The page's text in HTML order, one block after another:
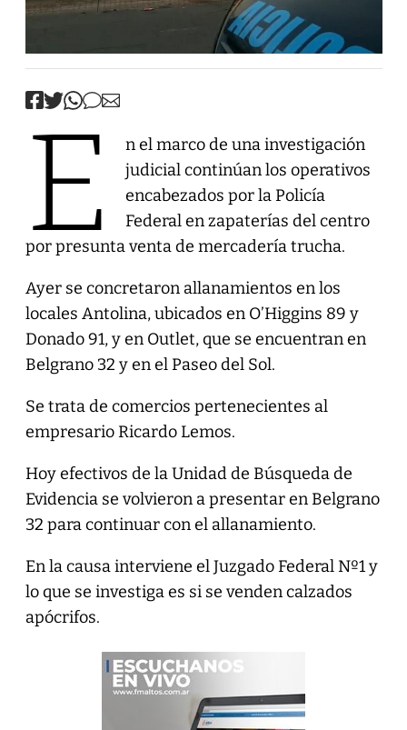
E
n el marco de una investigación
judicial continúan los operativos
encabezados por la Policía
Federal en zapaterías del centro
por presunta venta de mercadería trucha.
Ayer se concretaron allanamientos en los
locales Antolina, ubicados en O’Higgins 89 y
Donado 91, y en Outlet, que se encuentran en
Belgrano 32 y en el Paseo del Sol.
Se trata de comercios pertenecientes al
empresario Ricardo Lemos.
Hoy efectivos de la Unidad de Búsqueda de
Evidencia se volvieron a presentar en Belgrano
32 para continuar con el allanamiento.
En la causa interviene el Juzgado Federal Nº1 y
lo que se investiga es si se venden calzados
apócrifos.